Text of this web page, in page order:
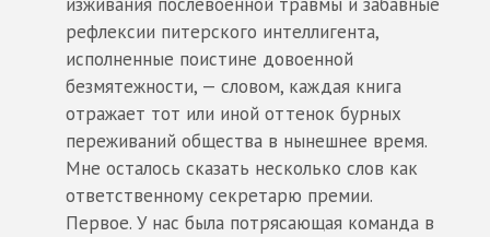
изживания послевоенной травмы и забавные
рефлексии питерского интеллигента,
исполненные поистине довоенной
безмятежности, — словом, каждая книга
отражает тот или иной оттенок бурных
переживаний общества в нынешнее время.
Мне осталось сказать несколько слов как
ответственному секретарю премии.
Первое. У нас была потрясающая команда в